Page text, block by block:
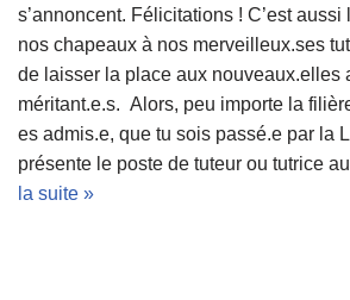
s’annoncent. Félicitations ! C’est
nos chapeaux à nos merveilleux.ses
de laisser la place aux nouveaux.elles
méritant.e.s. Alors, peu importe la
es admis.e, que tu sois passé.e par la
présente le poste de tuteur ou tutrice
la suite »